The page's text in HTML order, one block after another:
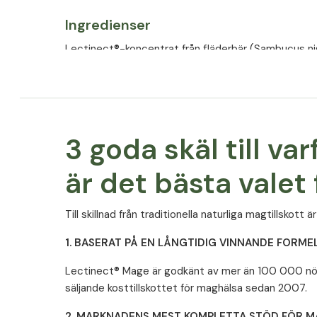
Ingredienser
Lectinect®-koncentrat från fläderbär (Sambucus
mjölksyrabakterieblandning, antiklumpmedel
(hydroxymetylcellulosa), fuktighetsbevarande
(polyetylenglykol), färgämne (järnoxid) stabilisator
(kalciumklorid), konserveringsmedel
Denna produkt innehåller inga allergener som listas i
3 goda skäl till
är det bästa valet
Till skillnad från traditionella naturliga magtillskott är
1. BASERAT PÅ EN LÅNGTIDIG VINNANDE
Lectinect® Mage är godkänt av mer än 100 000
säljande kosttillskottet för maghälsa sedan 2007.